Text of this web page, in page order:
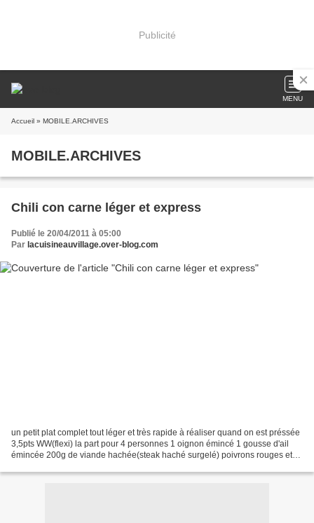
Publicité
MENU
Accueil » MOBILE.ARCHIVES
MOBILE.ARCHIVES
Chili con carne léger et express
Publié le 20/04/2011 à 05:00
Par lacuisineauvillage.over-blog.com
un petit plat complet tout léger et très rapide à réaliser quand on est préssée
3,5pts WW(flexi) la part pour 4 personnes 1 oignon émincé 1 gousse d'ail
émincée 200g de viande hachée(steak haché surgelé) poivrons rouges et